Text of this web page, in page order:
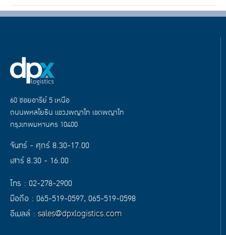
60 ซอยอารีย์ 5 เหนือ
ถนนพหลโยธิน แขวงพญาไท เขตพญาไท
กรุงเทพมหานคร 10400
จันทร์ - ศุกร์ 8.30-17.00
เสาร์ 8.30 - 16.00
โทร : 02-278-2900
มือถือ : 065-519-0597, 065-519-0598
อีเมลล์ : sales@dpxlogistics.com